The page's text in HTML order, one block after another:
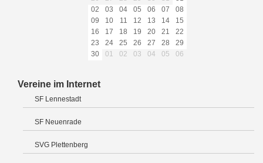
02
03 04 05 06 07
08
09
10 11 12 13 14
15
16
17 18 19 20 21
22
23
24 25 26 27 28
29
30
01 02 03 04 05 06
Vereine im Internet
SF Lennestadt
SF Neuenrade
SVG Plettenberg